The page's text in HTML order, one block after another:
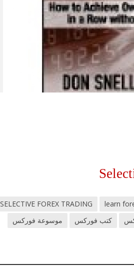
learn
SELECTIVE FOREX TRADING
كتب فوركس موسوعة فوركس